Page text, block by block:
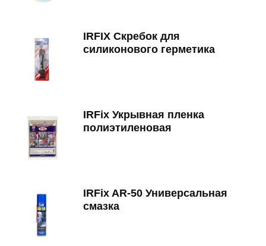
IRFIX Скребок для
силиконового герметика
IRFix Укрывная пленка
полиэтиленовая
IRFix AR-50 Универсальная
смазка